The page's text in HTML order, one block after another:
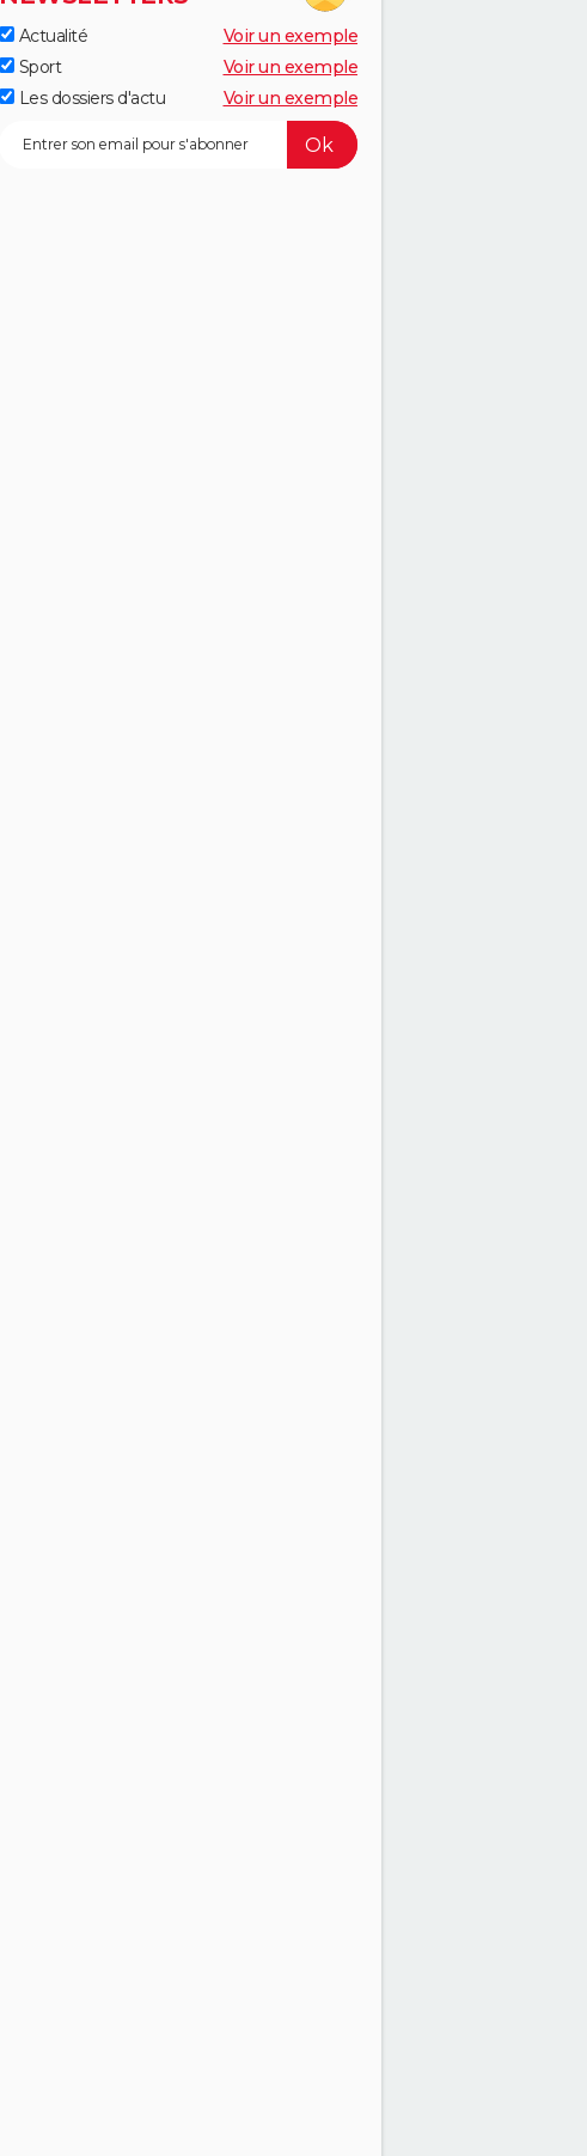
Actualité
Voir un exemple
Sport
Voir un exemple
Les dossiers d'actu
Voir un exemple